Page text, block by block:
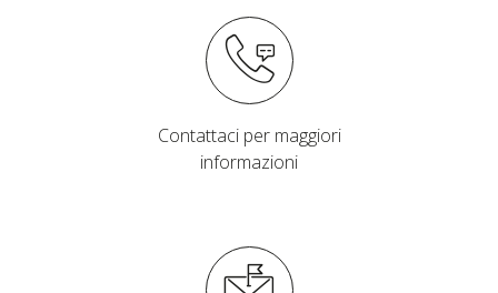
Contattaci per maggiori
informazioni